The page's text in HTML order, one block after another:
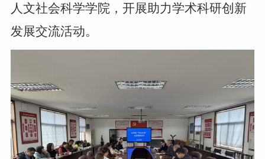
人文社会科学学院，开展助力学术科研创新
发展交流活动。